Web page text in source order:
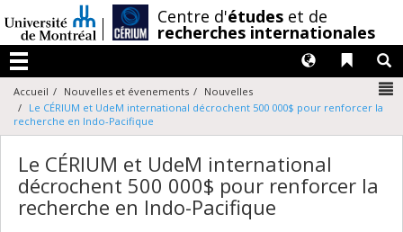
au
contenu
Centre d'études et de
recherches internationales
Menu
Liens
Langues
Accueil Nouvelles et évenements
Nouvelles
Le CÉRIUM et UdeM international décrochent 500 000$ pour renforcer la
recherche en Indo-Pacifique
Le CÉRIUM et UdeM international
décrochent 500 000$ pour renforcer la
recherche en Indo-Pacifique